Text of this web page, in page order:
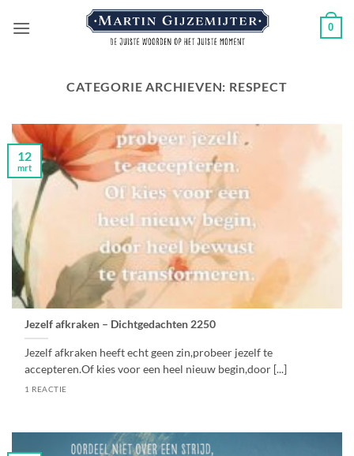
naar
0
CATEGORIE ARCHIEVEN: RESPECT
Jezelf afkraken – Dichtgedachten 2250
Jezelf afkraken heeft echt geen zin,probeer jezelf te
accepteren.Of kies voor een heel nieuw begin,door [...]
1 REACTIE
12
mrt